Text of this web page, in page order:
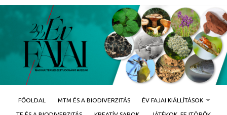
Jump to navigation
FŐOLDAL MTM ÉS A BIODIVERZITÁS ÉV FAJAI KIÁLLÍTÁSOK